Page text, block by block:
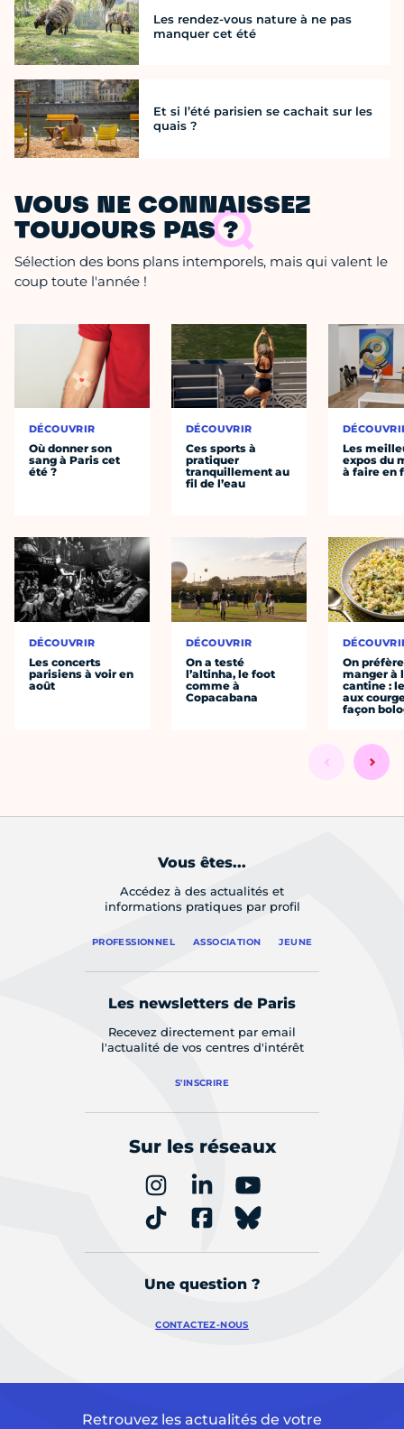
Les rendez-vous nature à ne pas
manquer cet été
Et si l’été parisien se cachait sur les
quais ?
VOUS NE CONNAISSEZ
TOUJOURS PAS ?
Sélection des bons plans intemporels, mais qui valent le
coup toute l'année !
DÉCOUVRIR
Où donner son
sang à Paris cet
été ?
DÉCOUVRIR
Les concerts
parisiens à voir en
août
DÉCOUVRIR
Ces sports à
pratiquer
tranquillement au
fil de l’eau
DÉCOUVRIR
On a testé
l’altinha, le foot
comme à
Copacabana
Les
expos du
à faire en
On préfère
manger à
cantine :
aux
façon
Vous êtes...
Accédez à des actualités et
informations pratiques par profil
PROFESSIONNEL ASSOCIATION JEUNE
Les newsletters de Paris
Recevez directement par email
l'actualité de vos centres d'intérêt
S'INSCRIRE
Sur les réseaux
Une question ?
CONTACTEZ-NOUS
Retrouvez les actualités de votre